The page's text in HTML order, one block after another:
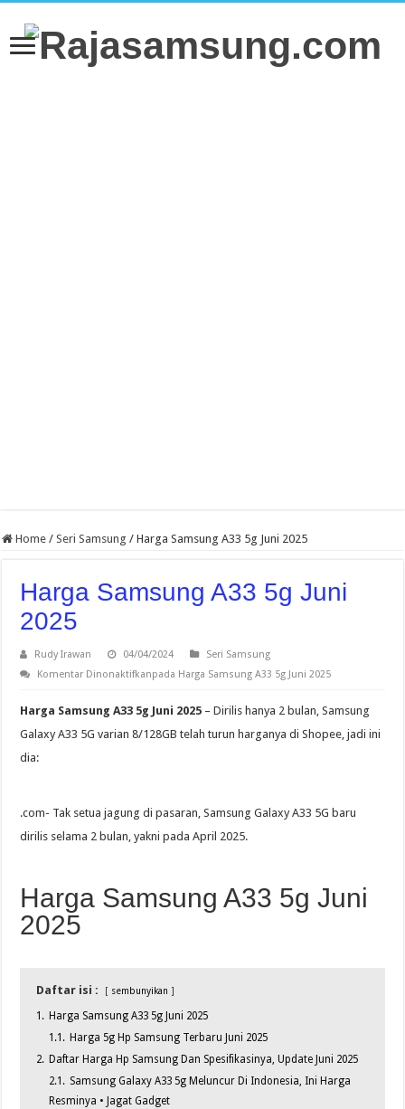
Home / Seri Samsung / Harga Samsung A33 5g Juni 2025
Harga Samsung A33 5g Juni
2025
Rudy Irawan 04/04/2024
Seri Samsung
Komentar Dinonaktifkanpada Harga Samsung A33 5g Juni 2025
Harga Samsung A33 5g Juni 2025 – Dirilis hanya 2 bulan, Samsung
Galaxy A33 5G varian 8/128GB telah turun harganya di Shopee, jadi ini
dia:
.com- Tak setua jagung di pasaran, Samsung Galaxy A33 5G baru
dirilis selama 2 bulan, yakni pada April 2025.
Harga Samsung A33 5g Juni
2025
Daftar isi : sembunyikan
1. Harga Samsung A33 5g Juni 2025
1.1. Harga 5g Hp Samsung Terbaru Juni 2025
2. Daftar Harga Hp Samsung Dan Spesifikasinya, Update Juni 2025
2.1. Samsung Galaxy A33 5g Meluncur Di Indonesia, Ini Harga
Resminya • Jagat Gadget